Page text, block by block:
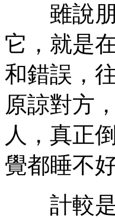
雖說朋
它，就是
和錯誤，
原諒對方
人，真正
覺都睡不
計較是